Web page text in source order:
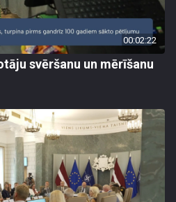
00:02:22
svēršanu un mērīšanu